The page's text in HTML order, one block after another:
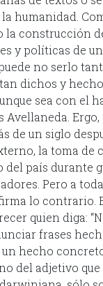
humanidad.
la construcción
y políticas de
no serlo
dichos y
sea con el
de un siglo
la toma de
del país durante
Pero a
lo contrario.
quien diga:
frases
hecho
del adjetivo